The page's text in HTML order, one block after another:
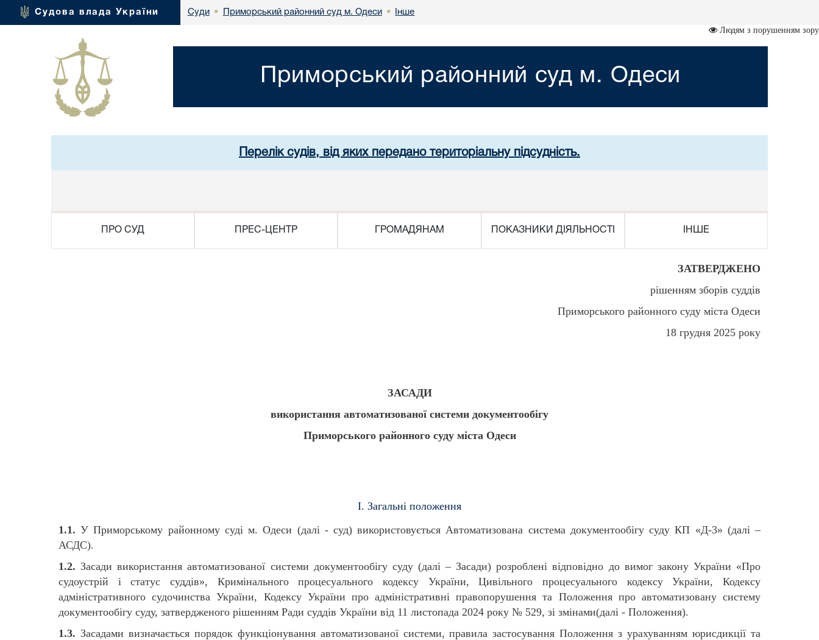
Судова влада України Суди • Приморський районний суд м. Одеси • Інше
Людям з порушенням зору
Приморський районний суд м. Одеси
Перелік судів, від яких передано територіальну підсудність.
ПРО СУД ПРЕС-ЦЕНТР ГРОМАДЯНАМ ПОКАЗНИКИ ДІЯЛЬНОСТІ ІНШЕ
ЗАТВЕРДЖЕНО
рішенням зборів суддів
Приморського районного суду міста Одеси
18 грудня 2025 року
ЗАСАДИ
використання автоматизованої системи документообігу
Приморського районного суду міста Одеси
I. Загальні положення
1.1. У Приморському районному суді м. Одеси (далі - суд) використовується Автоматизована система документообігу суду КП «Д-3» (далі –
АСДС).
1.2. Засади використання автоматизованої системи документообігу суду (далі – Засади) розроблені відповідно до вимог закону України «Про
судоустрій і статус суддів», Кримінального процесуального кодексу України, Цивільного процесуального кодексу України, Кодексу
адміністративного судочинства України, Кодексу України про адміністративні правопорушення та Положення про автоматизовану систему
документообігу суду, затвердженого рішенням Ради суддів України від 11 листопада 2024 року № 529, зі змінами(далі - Положення).
1.3. Засадами визначається порядок функціонування автоматизованої системи, правила застосування Положення з урахуванням юрисдикції та